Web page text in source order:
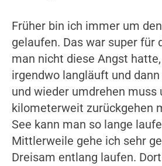
Früher bin ich immer um
gelaufen. Das war super für
man nicht diese Angst
irgendwo langläuft und
und wieder umdrehen muss
kilometerweit zurückgehen
See kann man so lange
Mittlerweile gehe ich sehr
Dreisam entlang laufen.